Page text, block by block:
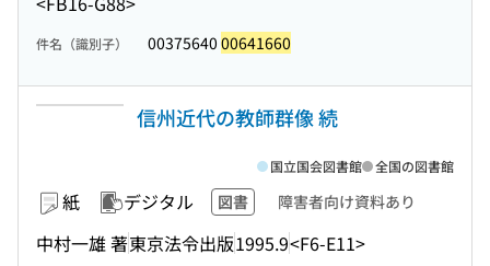
件名（識別子） 00375640 00641660
信州近代の教師群像 続
紙 デジタル 図書 障害者向け資料あり
中村一雄 著東京法令出版1995.9<F6-E11>
国立国会図書館 全国の図書館